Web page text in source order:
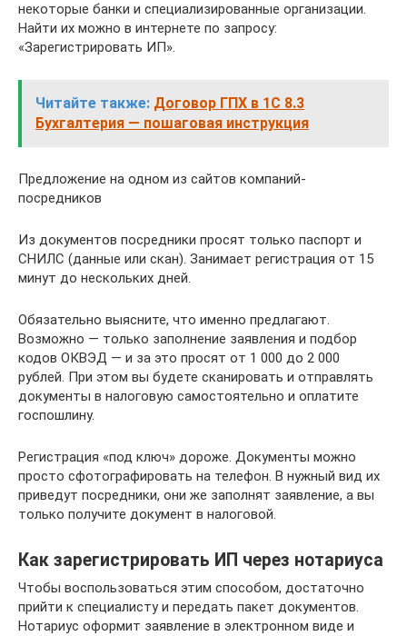
некоторые банки и специализированные организации.
Найти их можно в интернете по запросу:
«Зарегистрировать ИП».
Читайте также: Договор ГПХ в 1С 8.3
Бухгалтерия — пошаговая инструкция
Предложение на одном из сайтов компаний-
посредников
Из документов посредники просят только паспорт и
СНИЛС (данные или скан). Занимает регистрация от 15
минут до нескольких дней.
Обязательно выясните, что именно предлагают.
Возможно — только заполнение заявления и подбор
кодов ОКВЭД — и за это просят от 1 000 до 2 000
рублей. При этом вы будете сканировать и отправлять
документы в налоговую самостоятельно и оплатите
госпошлину.
Регистрация «под ключ» дороже. Документы можно
просто сфотографировать на телефон. В нужный вид их
приведут посредники, они же заполнят заявление, а вы
только получите документ в налоговой.
Как зарегистрировать ИП через нотариуса
Чтобы воспользоваться этим способом, достаточно
прийти к специалисту и передать пакет документов.
Нотариус оформит заявление в электронном виде и